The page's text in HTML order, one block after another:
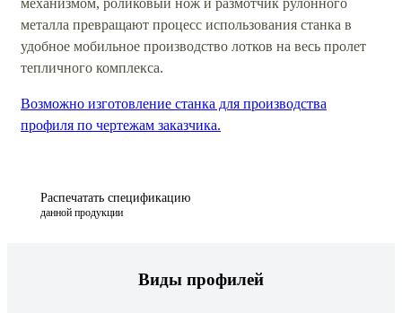
металла превращают процесс использования станка в
удобное мобильное производство лотков на весь пролет
тепличного комплекса.
Возможно изготовление станка для производства
профиля по чертежам заказчика.
Распечатать спецификацию
данной продукции
Виды профилей